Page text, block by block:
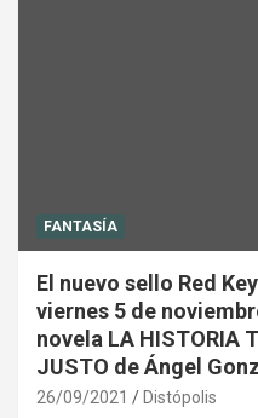
FANTASÍA
El nuevo sello Red
viernes 5 de
novela LA HISTORIA
JUSTO de Ángel
26/09/2021 Distópolis